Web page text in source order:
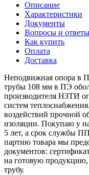
Описание
Характеристики
Документы
Вопросы и ответы
Как купить
Оплата
Доставка
Неподвижная опора в
трубы 108 мм в ПЭ
производителя НЗТИ
систем
воздействий прочной
изоляции. Покупаю у
5 лет, а срок службы
партию товара мы
документов:
на готовую продукцию,
трубу.